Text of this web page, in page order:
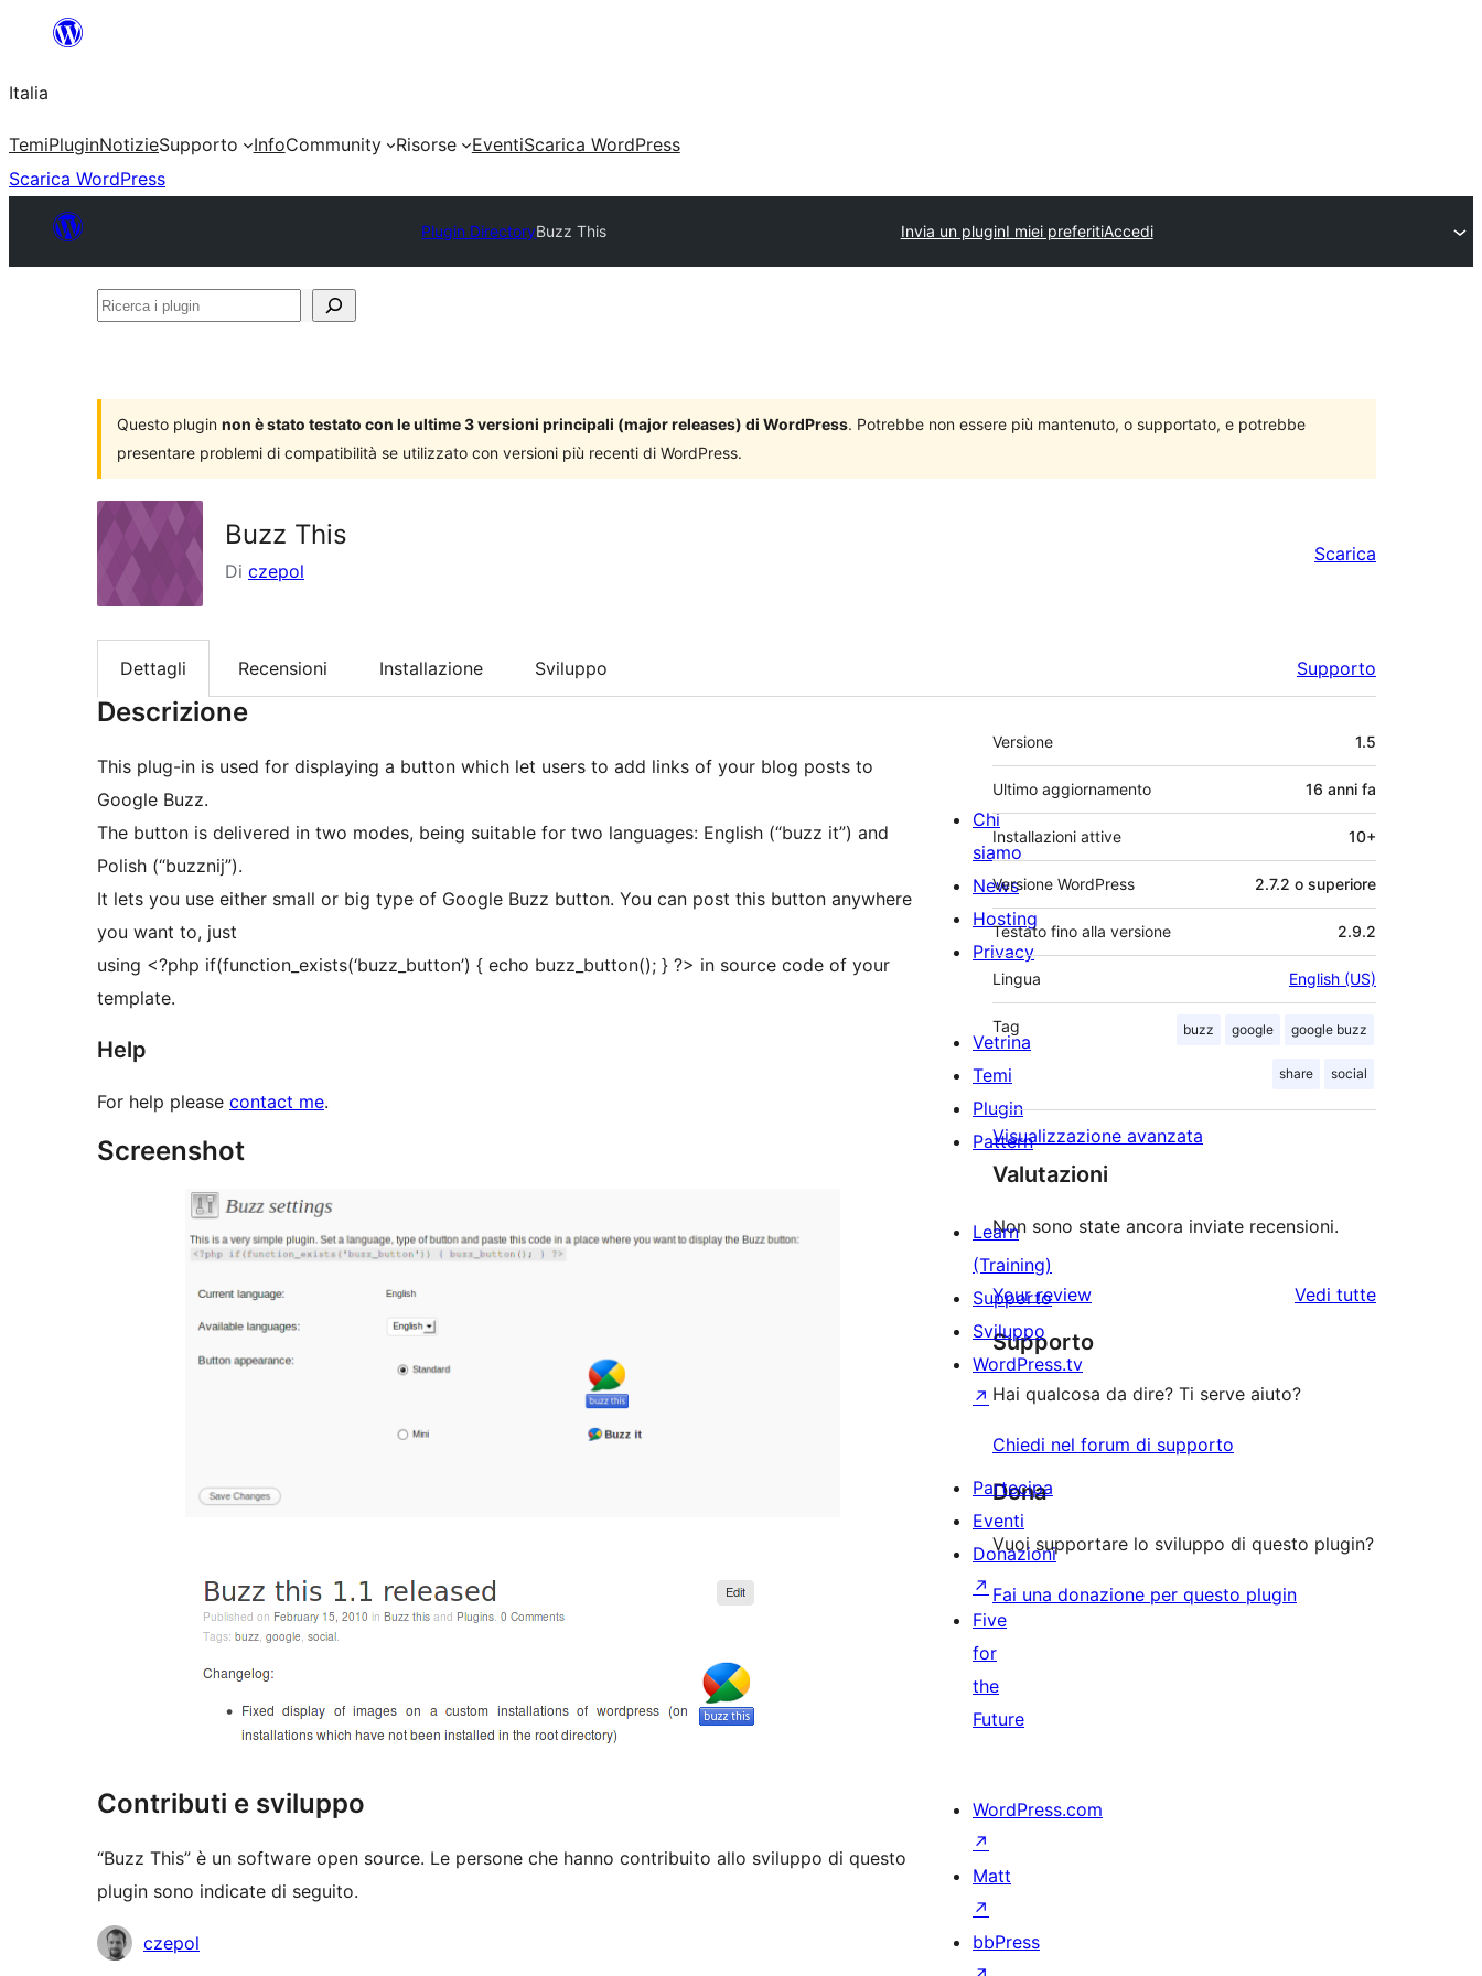
contenuto
Italia
TemiPluginNotizieSupporto InfoCommunity Risorse EventiScarica WordPress
Scarica WordPress
Plugin DirectoryBuzz This Invia un pluginI miei preferitiAccedi
Ricerca
Questo plugin non è stato testato con le ultime 3 versioni principali (major releases) di WordPress. Potrebbe non essere più mantenuto, o supportato, e potrebbe
presentare problemi di compatibilità se utilizzato con versioni più recenti di WordPress.
Buzz This
Di czepol
Scarica
Dettagli Recensioni Installazione Sviluppo Supporto
Descrizione
This plug-in is used for displaying a button which let users to add links of your blog posts to
Google Buzz.
The button is delivered in two modes, being suitable for two languages: English (“buzz it”) and
Polish (“buzznij”).
It lets you use either small or big type of Google Buzz button. You can post this button anywhere
you want to, just
using <?php if(function_exists(‘buzz_button’) { echo buzz_button(); } ?> in source code of your
template.
Help
For help please contact me.
Screenshot
Contributi e sviluppo
“Buzz This” è un software open source. Le persone che hanno contribuito allo sviluppo di questo
plugin sono indicate di seguito.
Collaboratori
czepol
Meta
Versione 1.5
Ultimo aggiornamento 16 anni fa
Installazioni attive 10+
Versione WordPress 2.7.2 o superiore
Testato fino alla versione 2.9.2
Lingua English (US)
Tag buzz google google buzz
share social
Visualizzazione avanzata
Valutazioni
Non sono state ancora inviate recensioni.
Your review Vedi tuttele
Supporto
Hai qualcosa da dire? Ti serve aiuto?
Chiedi nel forum di supporto
Dona
Vuoi supportare lo sviluppo di questo plugin?
Fai una donazione per questo plugin
Chi
siamo
News
Hosting
Privacy
Vetrina
Temi
Plugin
Pattern
Learn
(Training)
Supporto
Sviluppo
WordPress.tv
↗
Partecipa
Eventi
Donazioni
↗
Five
for
the
Future
WordPress.com
↗
Matt
↗
bbPress